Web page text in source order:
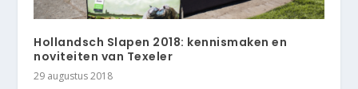
Hollandsch Slapen 2018: kennismaken en
noviteiten van Texeler
29 augustus 2018